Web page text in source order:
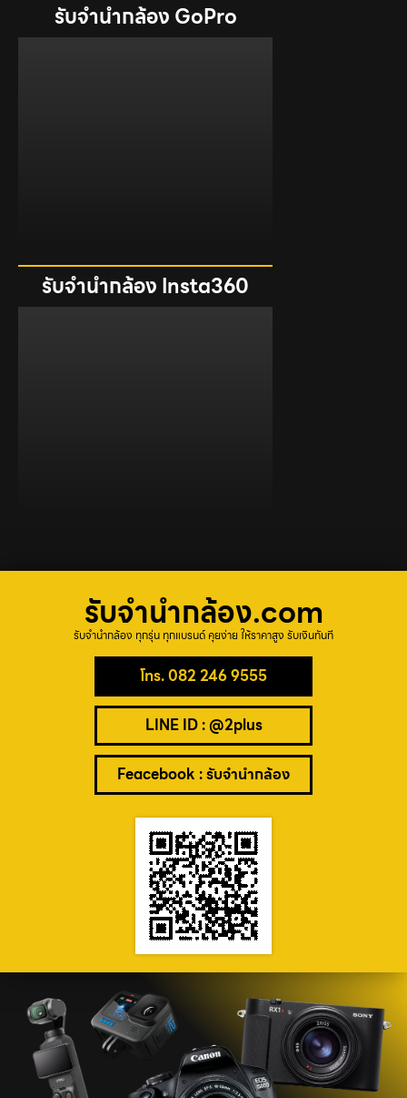
รับจำนำกล้อง GoPro
รับจำนำกล้อง Insta360
รับจํานํากล้อง.com
รับจำนำกล้อง ทุกรุ่น ทุกแบรนด์ คุยง่าย ให้ราคาสูง รับเงินทันที
โทร. 082 246 9555
LINE ID : @2plus
Feacebook : รับจำนำกล้อง